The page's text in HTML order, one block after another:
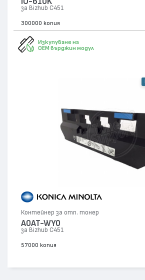
за Bizhub C451
300000 копия
Изкупуване на
OEM върджин модул
Контейнер за отп. тонер
A0AT-WY0
за Bizhub C451
57000 копия